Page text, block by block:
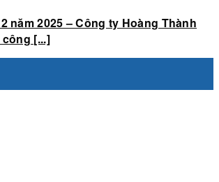
năm 2025 – Công ty Hoàng Thành
[...]